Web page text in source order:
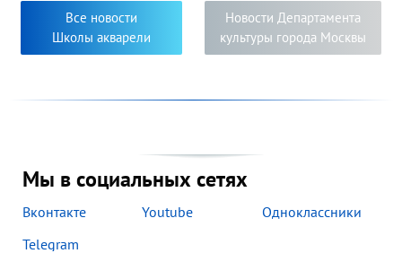
новизна исполнения работ свидетельствуют о серьёзном
творческом погружении в мир изобразительного
искусства педагогов и их учеников.
Все новости
Школы акварели
Новости Департамента
культуры города Москвы
Мы в социальных сетях
Вконтакте Youtube
Одноклассники
Telegram